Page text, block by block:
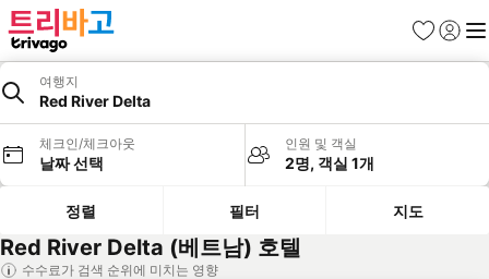
즐겨찾기
로그인
메
여행지
Red River Delta
체크인/체크아웃
날짜 선택
인원 및 객실
2명, 객실 1개
정렬 필터 지도
Red River Delta (베트남) 호텔
수수료가 검색 순위에 미치는 영향